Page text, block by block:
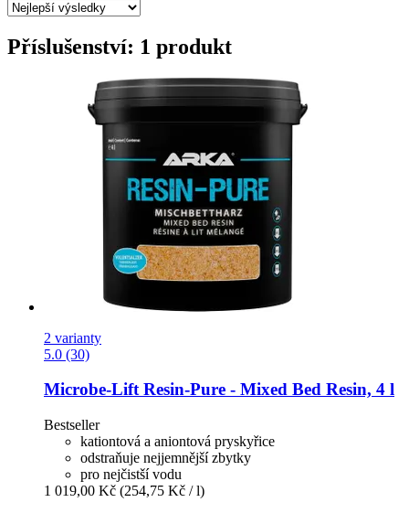
Příslušenství: 1 produkt
2 varianty
5.0 (30)
Microbe-LiftResin-​Pure -​ Mixed Bed Resin, 4 l
Bestseller
kationtová a aniontová pryskyřice
odstraňuje nejjemnější zbytky
pro nejčistší vodu
1 019,00 Kč (254,75 Kč / l)